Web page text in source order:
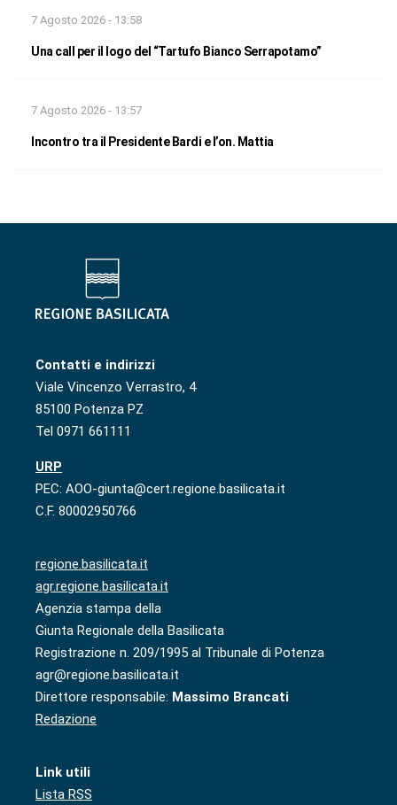
7 Agosto 2026 - 13:58
Una call per il logo del “Tartufo Bianco Serrapotamo”
7 Agosto 2026 - 13:57
Incontro tra il Presidente Bardi e l’on. Mattia
Contatti e indirizzi
Viale Vincenzo Verrastro, 4
85100 Potenza PZ
Tel 0971 661111
URP
PEC: AOO-giunta@cert.regione.basilicata.it
C.F. 80002950766
regione.basilicata.it
agr.regione.basilicata.it
Agenzia stampa della
Giunta Regionale della Basilicata
Registrazione n. 209/1995 al Tribunale di Potenza
agr@regione.basilicata.it
Direttore responsabile: Massimo Brancati
Redazione
Link utili
Lista RSS